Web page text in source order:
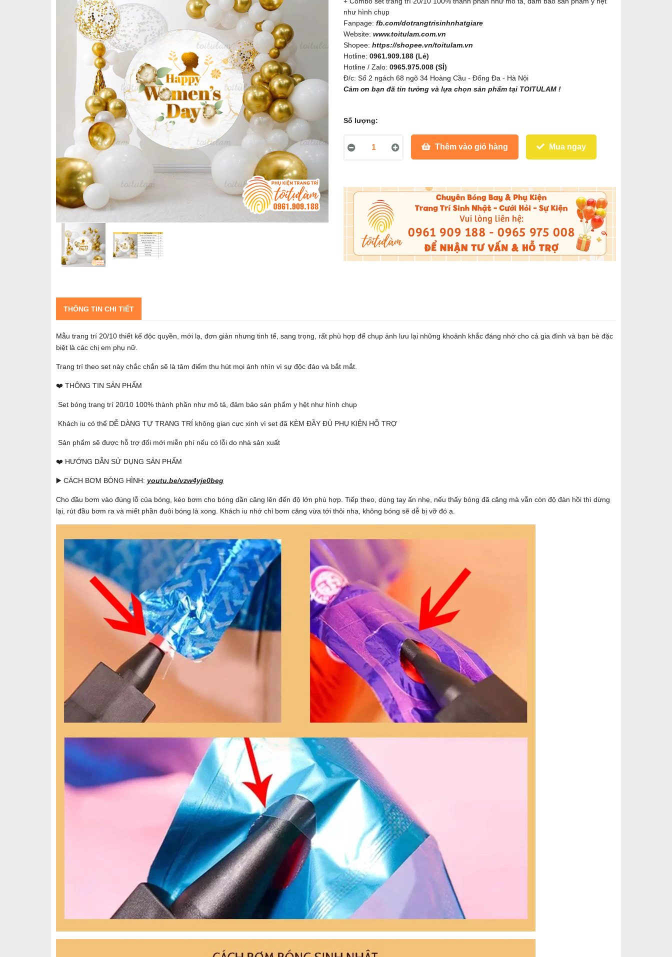
như hình chụp
Fanpage: fb.com/dotrangtrisinhnhatgiare
Website: www.toitulam.com.vn
Shopee: https://shopee.vn/toitulam.vn
Hotline: 0961.909.188 (Lẻ)
Hotline / Zalo: 0965.975.008 (SỈ)
Đ/c: Số 2 ngách 68 ngõ 34 Hoàng Cầu - Đống Đa - Hà Nội
Cảm ơn bạn đã tin tưởng và lựa chọn sản phẩm tại TOITULAM !
Số lượng:
Thêm vào giỏ hàng Mua ngay
THÔNG TIN CHI TIẾT
Mẫu trang trí 20/10 thiết kế độc quyền, mới lạ, đơn giản nhưng tinh tế, sang trọng, rất phù hợp để chụp ảnh lưu lại những khoảnh khắc đáng nhớ cho cả gia đình và bạn bè đặc
biệt là các chị em phụ nữ.
Trang trí theo set này chắc chắn sẽ là tâm điểm thu hút mọi ánh nhìn vì sự độc đáo và bắt mắt.
❤️ THÔNG TIN SẢN PHẨM
Set bóng trang trí 20/10 100% thành phần như mô tả, đảm bảo sản phẩm y hệt như hình chụp
Khách iu có thể DỄ DÀNG TỰ TRANG TRÍ không gian cực xinh vì set đã KÈM ĐẦY ĐỦ PHỤ KIỆN HỖ TRỢ
Sản phẩm sẽ được hỗ trợ đổi mới miễn phí nếu có lỗi do nhà sản xuất
❤️ HƯỚNG DẪN SỬ DỤNG SẢN PHẨM
▶️ CÁCH BƠM BÓNG HÌNH: youtu.be/vzw4yje0beg
Cho đầu bơm vào đúng lỗ của bóng, kéo bơm cho bóng dần căng lên đến độ lớn phù hợp. Tiếp theo, dùng tay ấn nhẹ, nếu thấy bóng đã căng mà vẫn còn độ đàn hồi thì dừng
lại, rút đầu bơm ra và miết phần đuôi bóng là xong. Khách iu nhớ chỉ bơm căng vừa tới thôi nha, không bóng sẽ dễ bị vỡ đó ạ.